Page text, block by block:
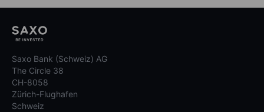
Saxo Bank (Schweiz) AG
The Circle 38
CH-8058
Zürich-Flughafen
Schweiz